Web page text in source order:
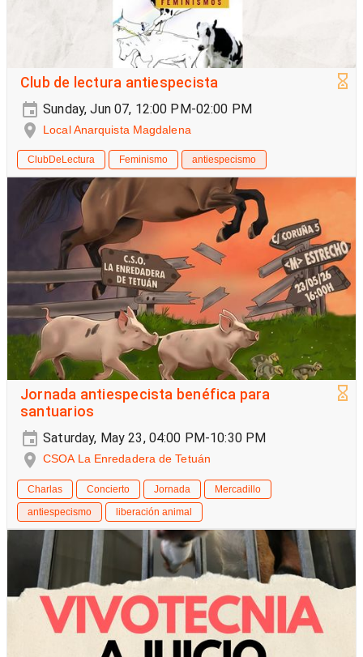
Club de lectura antiespecista
Sunday, Jun 07, 12:00 PM-02:00 PM
Local Anarquista Magdalena
ClubDeLectura Feminismo antiespecismo
Jornada antiespecista benéfica para
santuarios
Saturday, May 23, 04:00 PM-10:30 PM
CSOA La Enredadera de Tetuán
Charlas Concierto Jornada
Mercadillo
antiespecismo
liberación animal